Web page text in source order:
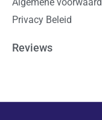
Privacy Beleid
Reviews